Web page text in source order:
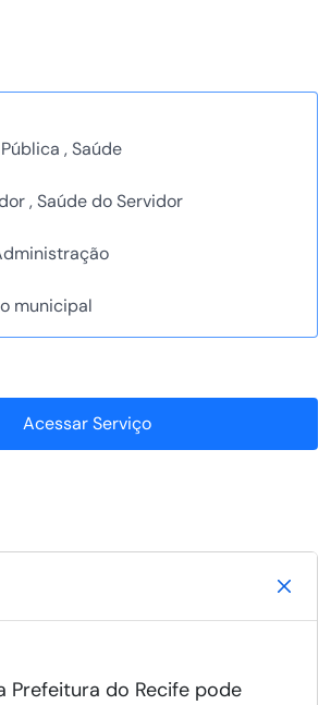
, Saúde
, Saúde do Servidor
municipal
Acessar Serviço
Prefeitura do Recife pode